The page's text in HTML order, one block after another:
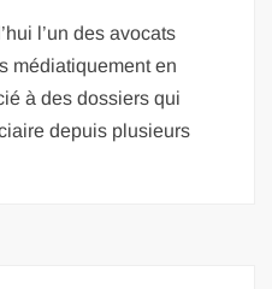
l’un des avocats
médiatiquement en
à des dossiers qui
depuis plusieurs